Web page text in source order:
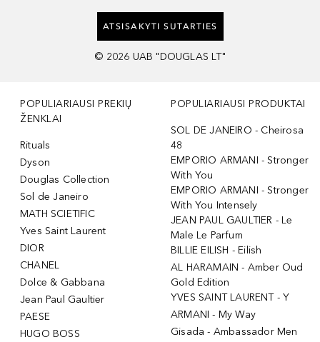
ATSISAKYTI SUTARTIES
© 2026 UAB "DOUGLAS LT"
POPULIARIAUSI PREKIŲ
ŽENKLAI
Rituals
Dyson
Douglas Collection
Sol de Janeiro
MATH SCIETIFIC
Yves Saint Laurent
DIOR
CHANEL
Dolce & Gabbana
Jean Paul Gaultier
PAESE
HUGO BOSS
POPULIARIAUSI PRODUKTAI
SOL DE JANEIRO - Cheirosa
48
EMPORIO ARMANI - Stronger
With You
EMPORIO ARMANI - Stronger
With You Intensely
JEAN PAUL GAULTIER - Le
Male Le Parfum
BILLIE EILISH - Eilish
AL HARAMAIN - Amber Oud
Gold Edition
YVES SAINT LAURENT - Y
ARMANI - My Way
Gisada - Ambassador Men